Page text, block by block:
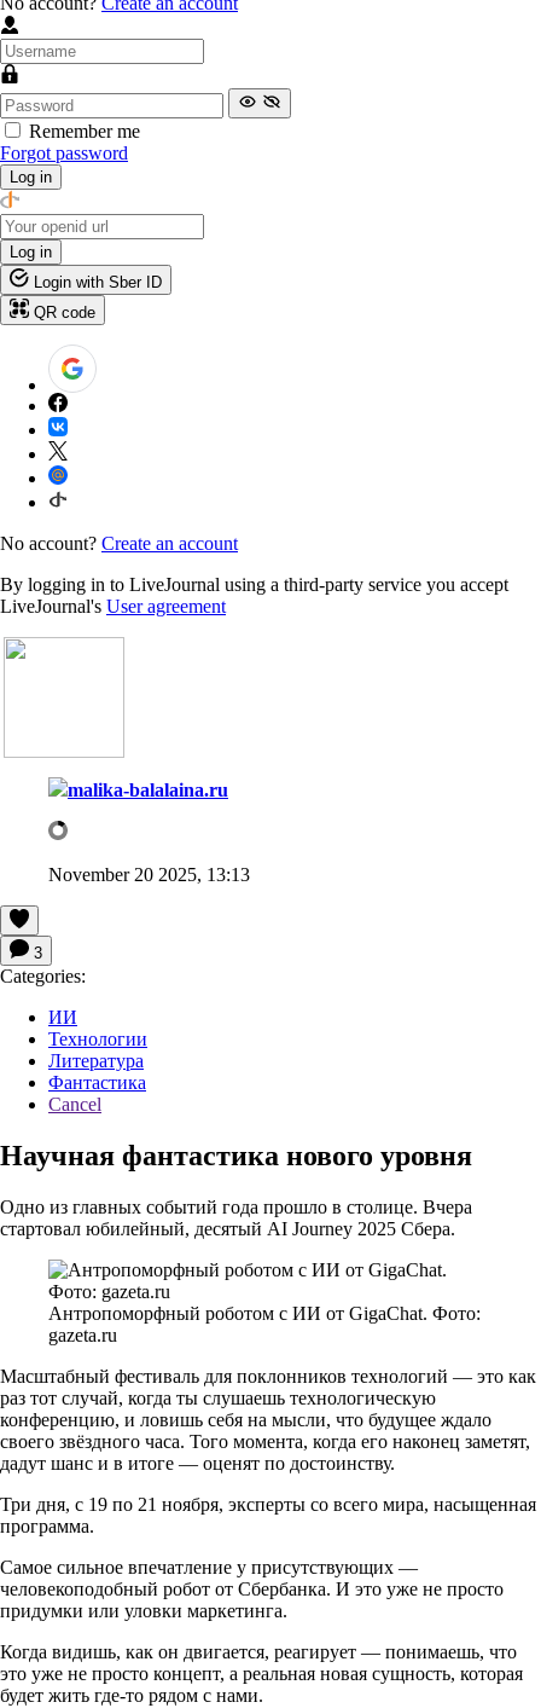
Remember me
Forgot password
Log in
Log in
Login with Sber ID
QR code
No account? Create an account
By logging in to LiveJournal using a third-party service you accept
LiveJournal's User agreement
malika-balalaina.ru
November 20 2025, 13:13
3
Categories:
ИИ
Технологии
Литература
Фантастика
Cancel
Научная фантастика нового уровня
Одно из главных событий года прошло в столице. Вчера
стартовал юбилейный, десятый AI Journey 2025 Сбера.
Антропоморфный роботом с ИИ от GigaChat. Фото:
gazeta.ru
Масштабный фестиваль для поклонников технологий — это как
раз тот случай, когда ты слушаешь технологическую
конференцию, и ловишь себя на мысли, что будущее ждало
своего звёздного часа. Того момента, когда его наконец заметят,
дадут шанс и в итоге — оценят по достоинству.
Три дня, с 19 по 21 ноября, эксперты со всего мира, насыщенная
программа.
Самое сильное впечатление у присутствующих —
человекоподобный робот от Сбербанка. И это уже не просто
придумки или уловки маркетинга.
Когда видишь, как он двигается, реагирует — понимаешь, что
это уже не просто концепт, а реальная новая сущность, которая
будет жить где-то рядом с нами.